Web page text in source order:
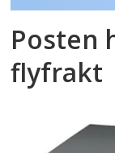
Posten
flyfrakt